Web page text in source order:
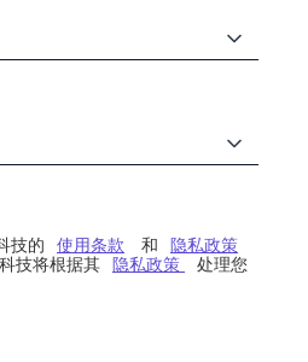
技的 使用条款 和 隐私政策
技将根据其 隐私政策
处理您